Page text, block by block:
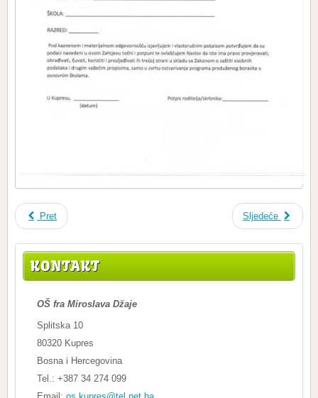
Pret Sljedeće
KONTAKT
OŠ fra Miroslava Džaje
Splitska 10
80320 Kupres
Bosna i Hercegovina
Tel.: +387 34 274 099